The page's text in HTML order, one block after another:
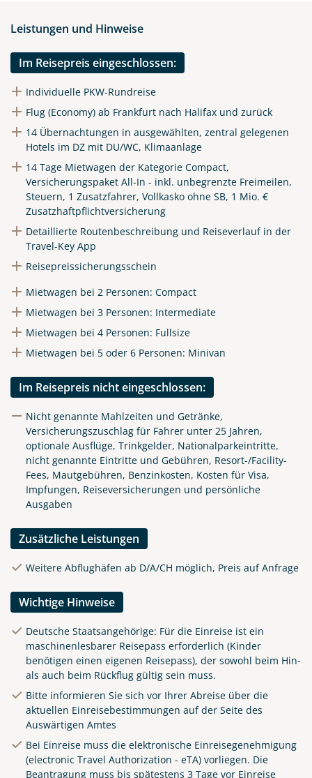
WhatsApp
Telegram
per E-Mail senden
Link kopieren
Leistungen und Hinweise
Im Reisepreis eingeschlossen:
Individuelle PKW-Rundreise
Flug (Economy) ab Frankfurt nach Halifax und zurück
14 Übernachtungen in ausgewählten, zentral gelegenen
Hotels im DZ mit DU/WC, Klimaanlage
14 Tage Mietwagen der Kategorie Compact,
Versicherungspaket All-In - inkl. unbegrenzte Freimeilen,
Steuern, 1 Zusatzfahrer, Vollkasko ohne SB, 1 Mio. €
Zusatzhaftpflichtversicherung
Detaillierte Routenbeschreibung und Reiseverlauf in der
Travel-Key App
Reisepreissicherungsschein
Mietwagen bei 2 Personen: Compact
Mietwagen bei 3 Personen: Intermediate
Mietwagen bei 4 Personen: Fullsize
Mietwagen bei 5 oder 6 Personen: Minivan
Im Reisepreis nicht eingeschlossen:
Nicht genannte Mahlzeiten und Getränke,
Versicherungszuschlag für Fahrer unter 25 Jahren,
optionale Ausflüge, Trinkgelder, Nationalparkeintritte,
nicht genannte Eintritte und Gebühren, Resort-/Facility-
Fees, Mautgebühren, Benzinkosten, Kosten für Visa,
Impfungen, Reiseversicherungen und persönliche
Ausgaben
Zusätzliche Leistungen
Weitere Abflughäfen ab D/A/CH möglich, Preis auf Anfrage
Wichtige Hinweise
Deutsche Staatsangehörige: Für die Einreise ist ein
maschinenlesbarer Reisepass erforderlich (Kinder
benötigen einen eigenen Reisepass), der sowohl beim Hin-
als auch beim Rückflug gültig sein muss.
Bitte informieren Sie sich vor Ihrer Abreise über die
aktuellen Einreisebestimmungen auf der Seite des
Auswärtigen Amtes
Bei Einreise muss die elektronische Einreisegenehmigung
(electronic Travel Authorization - eTA) vorliegen. Die
Beantragung muss bis spätestens 3 Tage vor Einreise